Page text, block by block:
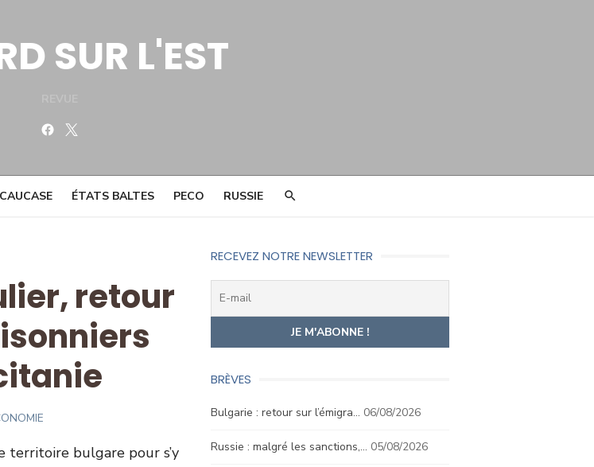
SUR L'EST
Facebook
CAUCASE ÉTATS BALTES PECO RUSSIE
retour
territoire bulgare pour s’y
RECEVEZ NOTRE NEWSLETTER
BRÈVES
Bulgarie : retour sur l’émigra… 06/08/2026
Russie : malgré les sanctions,… 05/08/2026